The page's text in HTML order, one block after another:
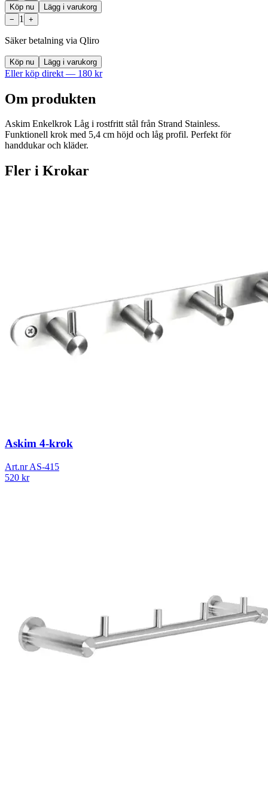
Köp nu
Lägg i varukorg
−
1 +
Säker betalning via Qliro
Köp nu Lägg i varukorg
Eller köp direkt — 180 kr
Om produkten
Askim Enkelkrok Låg i rostfritt stål från Strand Stainless.
Funktionell krok med 5,4 cm höjd och låg profil. Perfekt för
handdukar och kläder.
Fler i Krokar
Askim 4-krok
Art.nrAS-415
520 kr